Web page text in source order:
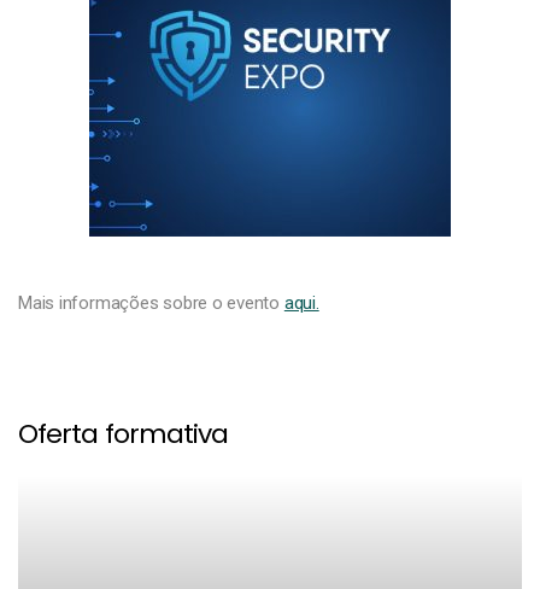
Mais informações sobre o evento aqui.
Oferta formativa